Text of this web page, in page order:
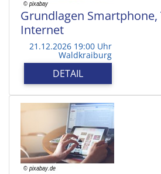
Grundlagen Smartphone,
Internet
21.12.2026 19:00 Uhr
Waldkraiburg
DETAIL